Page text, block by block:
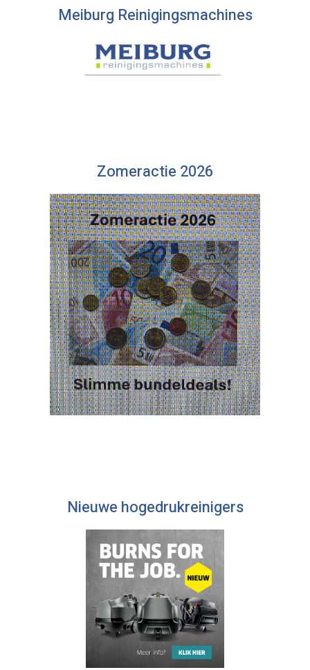
Meiburg Reinigingsmachines
Zomeractie 2026
Nieuwe hogedrukreinigers